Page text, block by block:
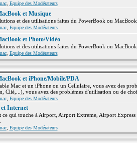
, Equipe des Modérateurs
et Musique
et des utilisations faites du PowerBook ou
, Equipe des Modérateurs
et Photo/Vidéo
et des utilisations faites du PowerBook ou
, Equipe des Modérateurs
et iPhone/Mobile/PDA
Mac et un iPhone ou un Cellulaire, vous avez des
Clié,...), vous avez des problèmes d'utilisation ou de
, Equipe des Modérateurs
Internet
ce qui touche à Airport, Airport Extreme, Airport
, Equipe des Modérateurs